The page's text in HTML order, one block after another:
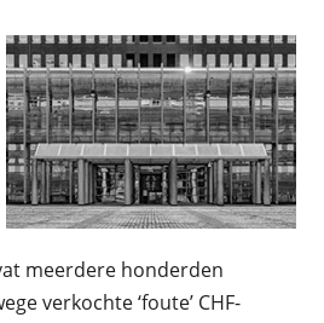
meerdere honderden
verkochte ‘foute’ CHF-